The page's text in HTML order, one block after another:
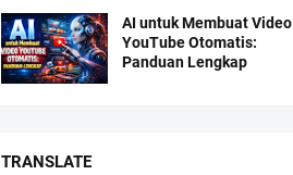
AI untuk Membuat Video
YouTube Otomatis:
Panduan Lengkap
TRANSLATE